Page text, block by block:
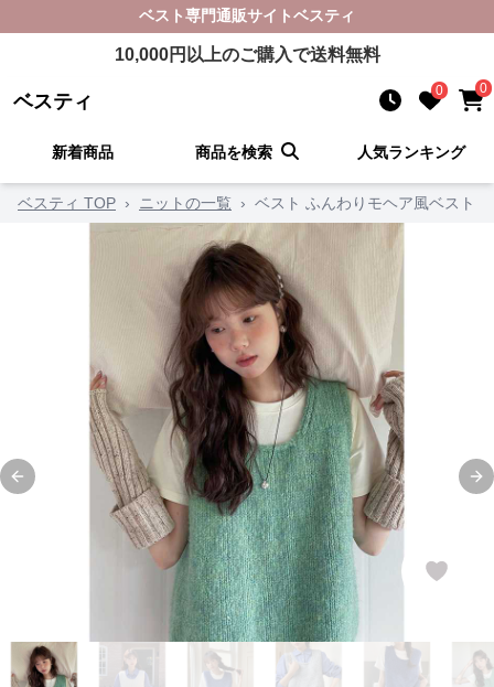
ベスト専門通販サイトベスティ
10,000円以上のご購入で送料無料
ベスティ 0 0
新着商品 商品を検索 人気ランキング
ベスティ TOP › ニットの一覧 › ベスト ふんわりモヘア風ベスト
Previous slide